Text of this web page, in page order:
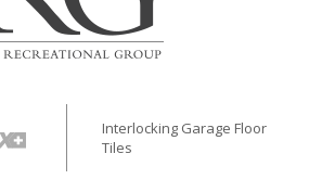
Interlocking Garage Floor
Tiles